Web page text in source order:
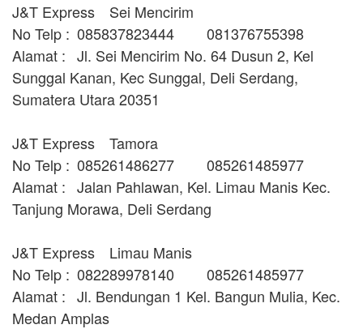
J&T Express
Sei Mencirim
No Telp : 085837823444
081376755398
Alamat : Jl. Sei Mencirim No. 64 Dusun 2, Kel
Sunggal Kanan, Kec Sunggal, Deli Serdang,
Sumatera Utara 20351
J&T Express
Tamora
No Telp : 085261486277
085261485977
Alamat : Jalan Pahlawan, Kel. Limau Manis Kec.
Tanjung Morawa, Deli Serdang
J&T Express
Limau Manis
No Telp : 082289978140
085261485977
Alamat : Jl. Bendungan 1 Kel. Bangun Mulia, Kec.
Medan Amplas